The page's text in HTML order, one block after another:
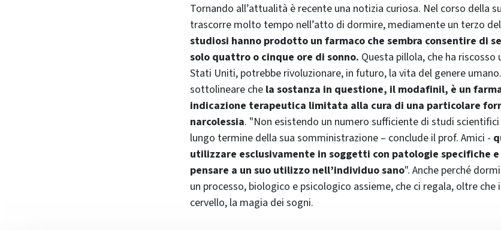
Tornando all’attualità è recente una notizia curiosa. Nel corso della
trascorre molto tempo nell’atto di dormire, mediamente un terzo
studiosi hanno prodotto un farmaco che sembra consentire di
solo quattro o cinque ore di sonno. Questa pillola, che ha riscosso
Stati Uniti, potrebbe rivoluzionare, in futuro, la vita del genere
sottolineare che la sostanza in questione, il modafinil, è un
indicazione terapeutica limitata alla cura di una particolare
narcolessia. "Non esistendo un numero sufficiente di studi
lungo termine della sua somministrazione – conclude il prof. Amici -
utilizzare esclusivamente in soggetti con patologie specifiche e
pensare a un suo utilizzo nell’individuo sano". Anche perché
un processo, biologico e psicologico assieme, che ci regala, oltre
cervello, la magia dei sogni.